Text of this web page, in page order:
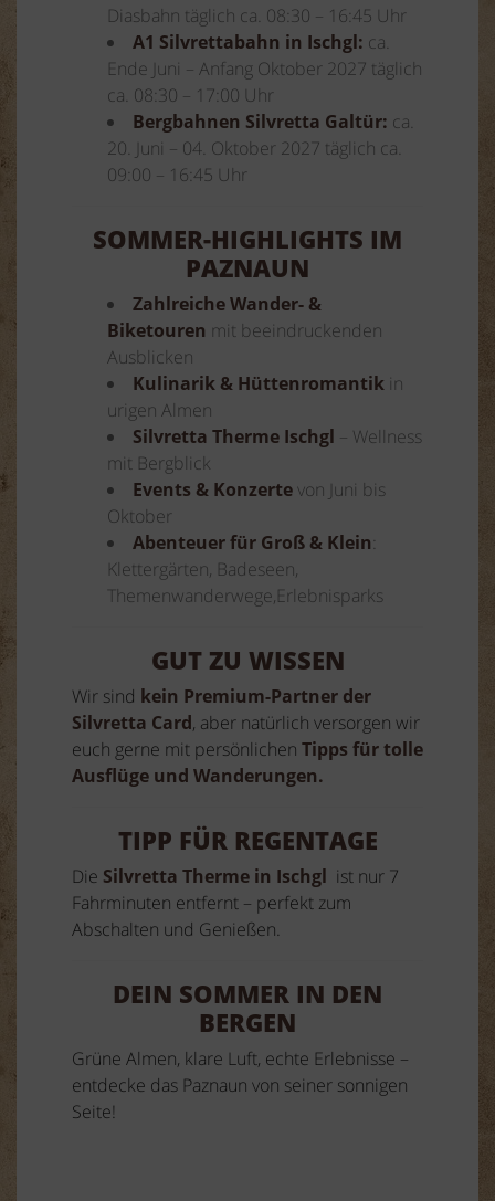
Diasbahn täglich ca. 08:30 – 16:45 Uhr
A1 Silvrettabahn in Ischgl: ca.
Ende Juni – Anfang Oktober 2027 täglich
ca. 08:30 – 17:00 Uhr
Bergbahnen Silvretta Galtür: ca.
20. Juni – 04. Oktober 2027 täglich ca.
09:00 – 16:45 Uhr
SOMMER-HIGHLIGHTS IM
PAZNAUN
Zahlreiche Wander- &
Biketouren mit beeindruckenden
Ausblicken
Kulinarik & Hüttenromantik in
urigen Almen
Silvretta Therme Ischgl – Wellness
mit Bergblick
Events & Konzertevon Juni bis
Oktober
Abenteuer für Groß & Klein:
Klettergärten, Badeseen,
Themenwanderwege,Erlebnisparks
GUT ZU WISSEN
Wir sind kein Premium-Partner der
Silvretta Card, aber natürlich versorgen wir
euch gerne mit persönlichen Tipps für tolle
Ausflüge und Wanderungen.
TIPP FÜR REGENTAGE
Die Silvretta Therme in Ischgl ist nur 7
Fahrminuten entfernt – perfekt zum
Abschalten und Genießen.
DEIN SOMMER IN DEN
BERGEN
Grüne Almen, klare Luft, echte Erlebnisse –
entdecke das Paznaun von seiner sonnigen
Seite!